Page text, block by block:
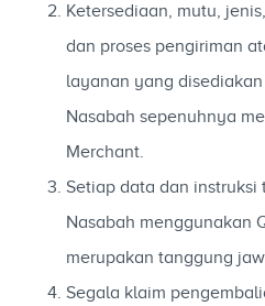
Ketersediaan, mutu,
dan proses pengiriman
layanan yang
Nasabah sepenuhnya
Merchant.
Setiap data dan
Nasabah menggunakan
merupakan tanggung
Segala klaim